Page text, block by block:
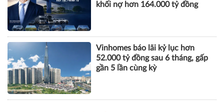
khối nợ hơn 164.000 tỷ đồng
Vinhomes báo lãi kỷ lục hơn
52.000 tỷ đồng sau 6 tháng, gấp
gần 5 lần cùng kỳ